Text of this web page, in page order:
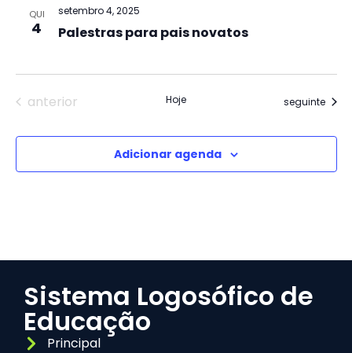
QUI
4 Palestras para pais novatos
setembro 4, 2025
Eventos
anterior Hoje Eventos
seguinte
Adicionar agenda
Sistema Logosófico de
Educação
Principal